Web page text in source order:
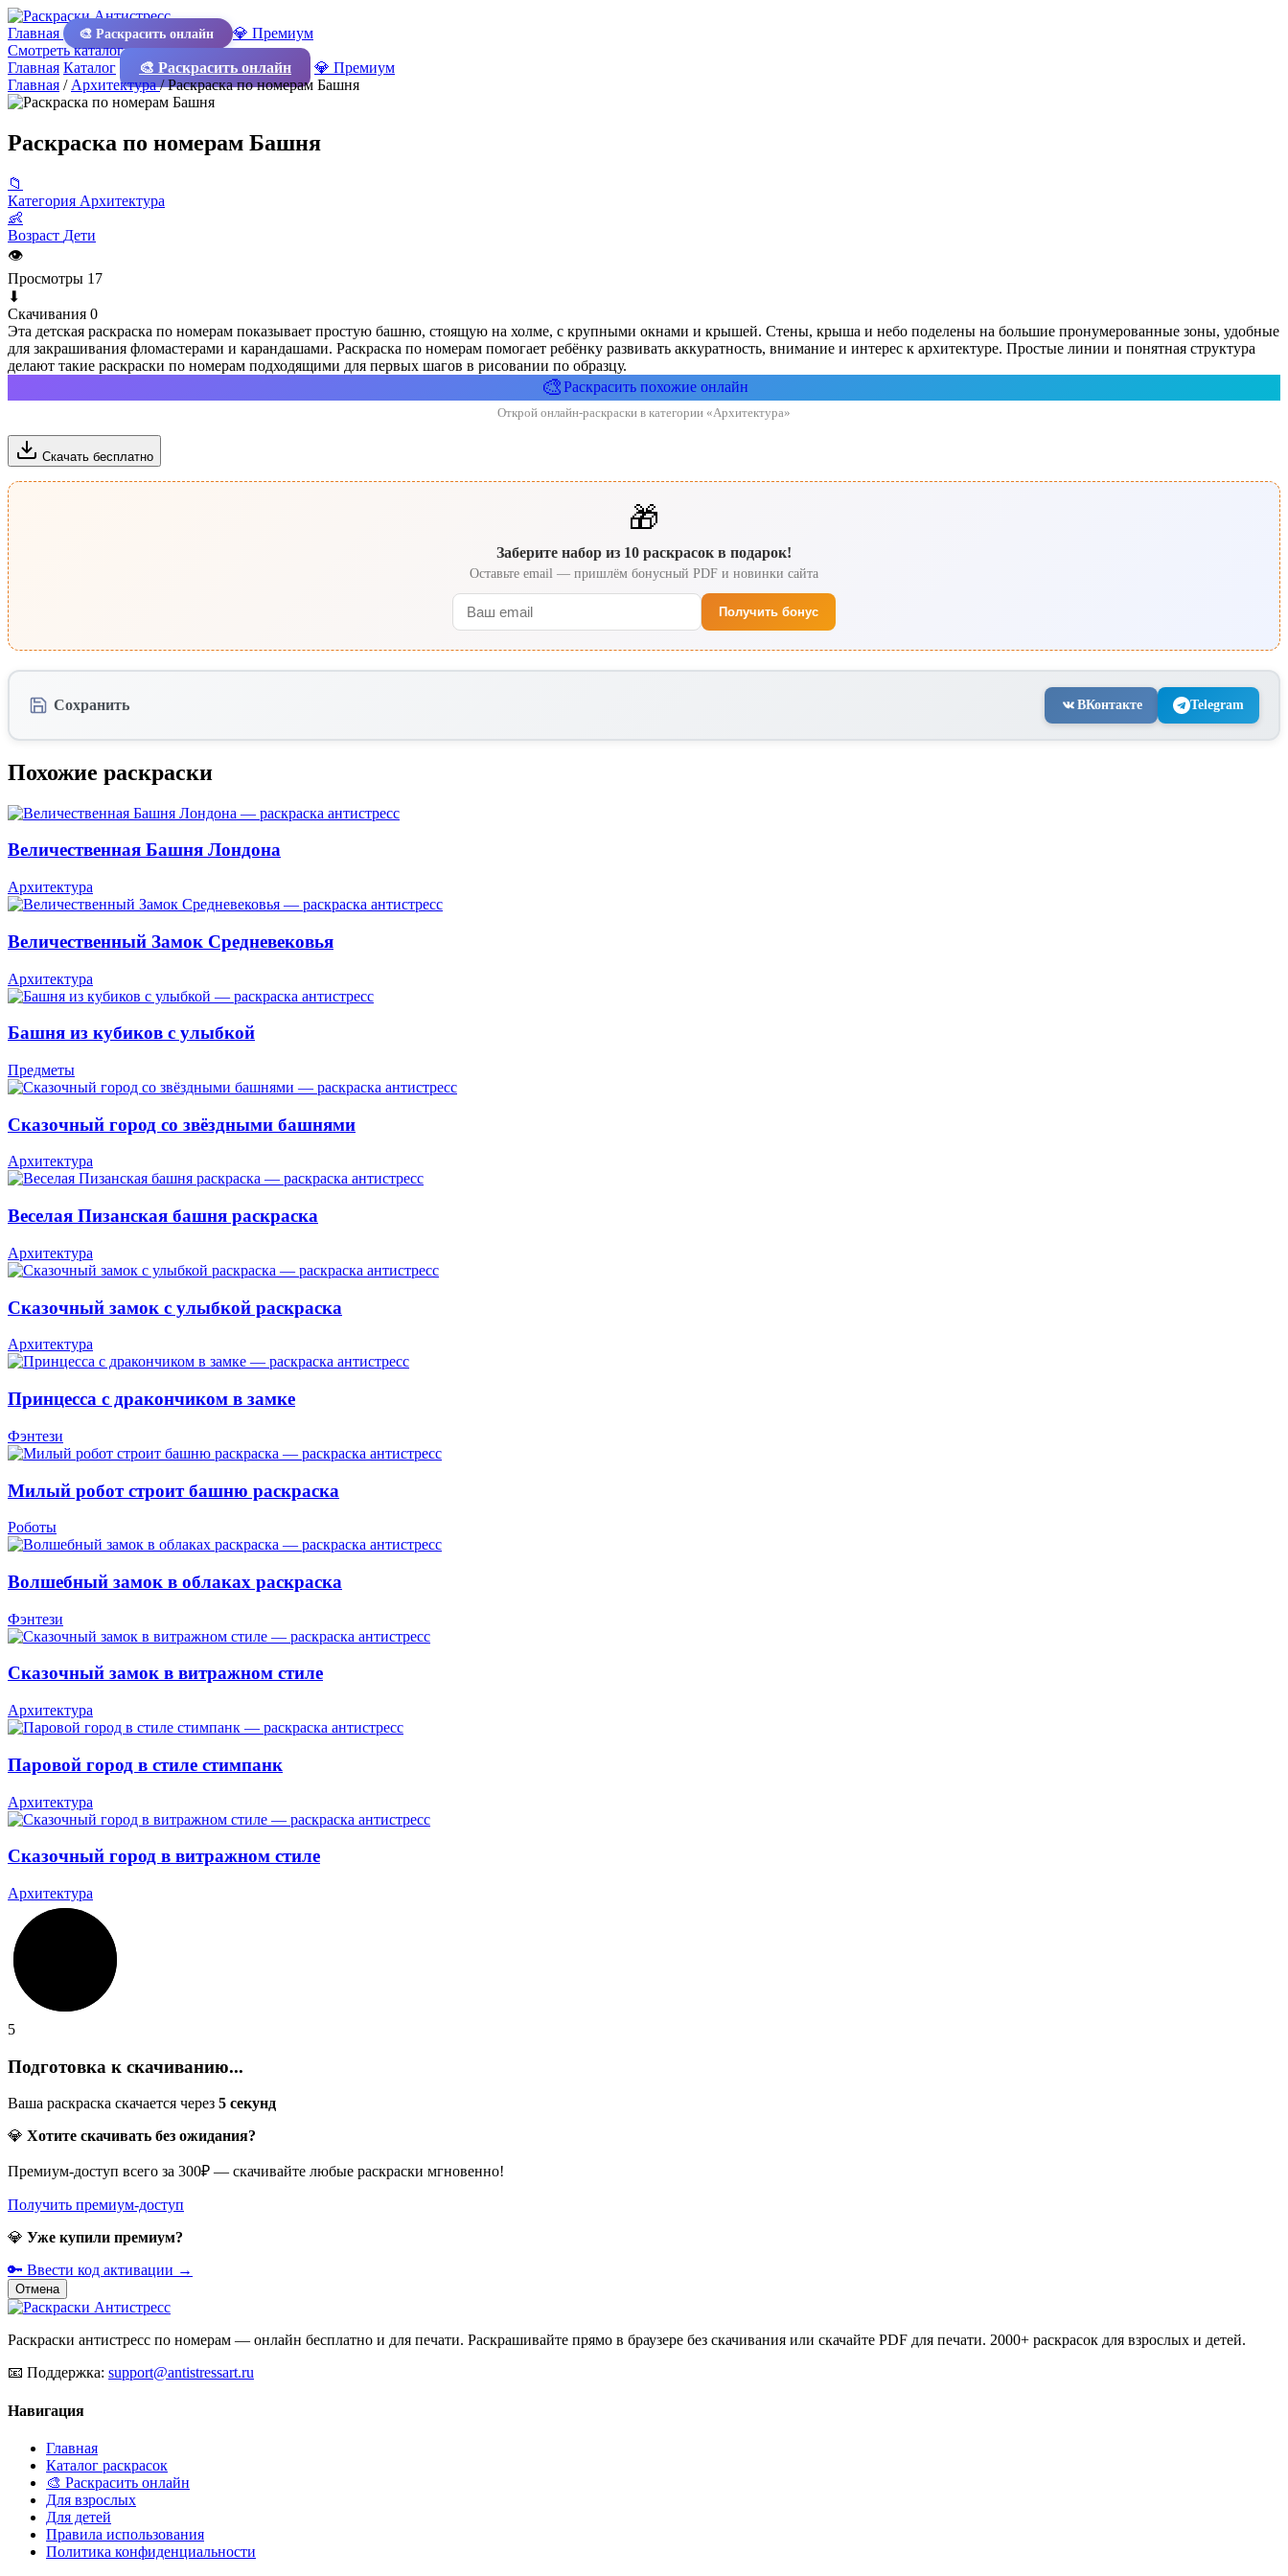
Главная 🎨 Раскрасить онлайн
💎 Премиум
Смотреть каталог
Главная Каталог 🎨 Раскрасить онлайн
💎 Премиум
Главная / Архитектура/Раскраска по номерам Башня
Раскраска по номерам Башня
📁
Категория Архитектура
👶
Возраст Дети
👁
Просмотры 17
⬇
Скачивания 0
Эта детская раскраска по номерам показывает простую башню, стоящую на холме, с крупными окнами и крышей. Стены, крыша и небо поделены на большие пронумерованные зоны, удобные
для закрашивания фломастерами и карандашами. Раскраска по номерам помогает ребёнку развивать аккуратность, внимание и интерес к архитектуре. Простые линии и понятная структура
делают такие раскраски по номерам подходящими для первых шагов в рисовании по образцу.
🎨Раскрасить похожие онлайн
Открой онлайн-раскраски в категории «Архитектура»
Скачать бесплатно
🎁
Заберите набор из 10 раскрасок в подарок!
Оставьте email — пришлём бонусный PDF и новинки сайта
Получить бонус
Сохранить ВКонтакте Telegram
Похожие раскраски
Величественная Башня Лондона
Архитектура
Величественный Замок Средневековья
Архитектура
Башня из кубиков с улыбкой
Предметы
Сказочный город со звёздными башнями
Архитектура
Веселая Пизанская башня раскраска
Архитектура
Сказочный замок с улыбкой раскраска
Архитектура
Принцесса с дракончиком в замке
Фэнтези
Милый робот строит башню раскраска
Роботы
Волшебный замок в облаках раскраска
Фэнтези
Сказочный замок в витражном стиле
Архитектура
Паровой город в стиле стимпанк
Архитектура
Сказочный город в витражном стиле
Архитектура
5
Подготовка к скачиванию...
Ваша раскраска скачается через 5 секунд
💎 Хотите скачивать без ожидания?
Премиум-доступ всего за 300₽ — скачивайте любые раскраски мгновенно!
Получить премиум-доступ
💎 Уже купили премиум?
🔑 Ввести код активации →
Отмена
Раскраски антистресс по номерам — онлайн бесплатно и для печати. Раскрашивайте прямо в браузере без скачивания или скачайте PDF для печати. 2000+ раскрасок для взрослых и детей.
📧 Поддержка: support@antistressart.ru
Навигация
Главная
Каталог раскрасок
🎨 Раскрасить онлайн
Для взрослых
Для детей
Правила использования
Политика конфиденциальности